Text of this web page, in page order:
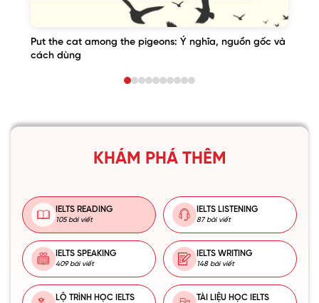
Put the cat among the pigeons: Ý nghĩa, nguồn gốc và
cách dùng
KHÁM PHÁ THÊM
IELTS READING
105 bài viết
IELTS LISTENING
87 bài viết
IELTS SPEAKING
409 bài viết
IELTS WRITING
148 bài viết
LỘ TRÌNH HỌC IELTS TÀI LIỆU HỌC IELTS